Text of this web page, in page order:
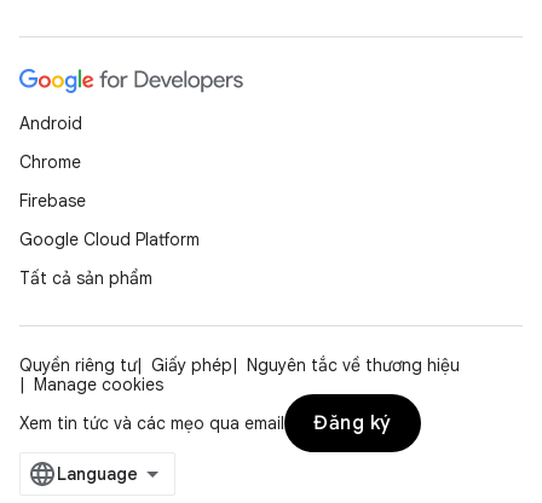
Android
Chrome
Firebase
Google Cloud Platform
Tất cả sản phẩm
Quyền riêng tư Giấy phép
Nguyên tắc về thương hiệu
Manage cookies
Xem tin tức và các mẹo qua email
Đăng ký